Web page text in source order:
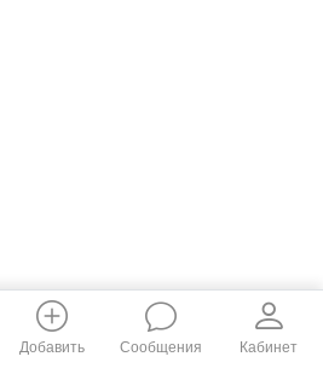
Добавить Сообщения Кабинет